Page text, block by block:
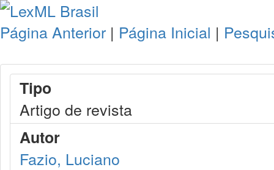
Página Anterior | Página Inicial |
Tipo
Artigo de revista
Autor
Fazio, Luciano